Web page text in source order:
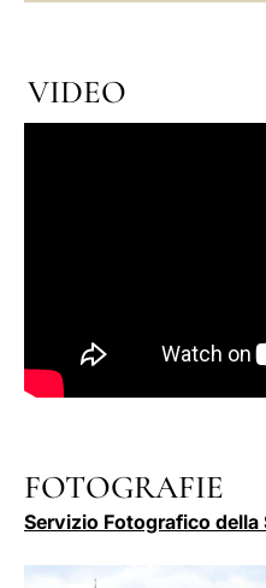
VIDEO
FOTOGRAFIE
Servizio Fotografico della